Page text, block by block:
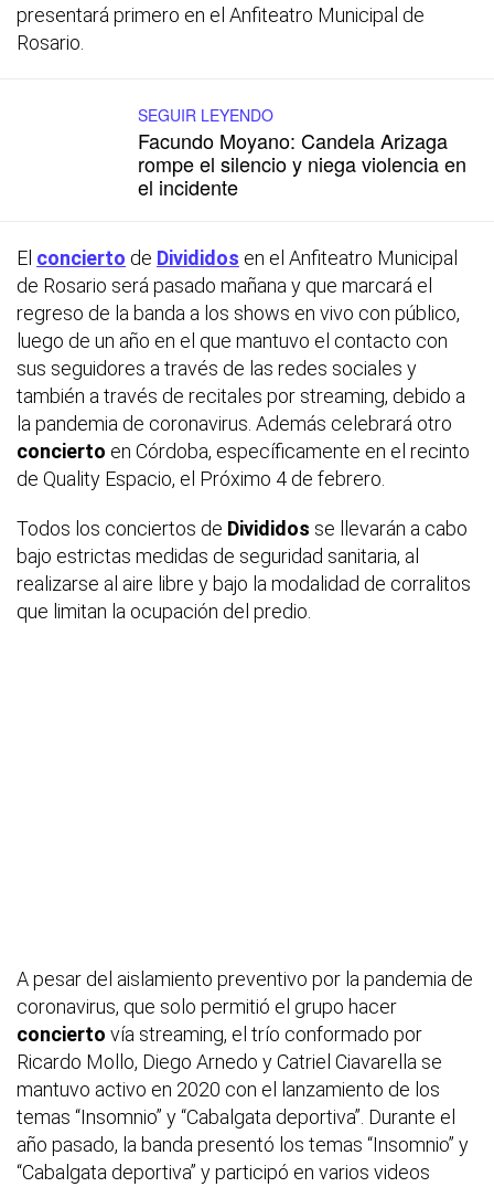
presentará primero en el Anfiteatro Municipal de
Rosario.
SEGUIR LEYENDO
Facundo Moyano: Candela Arizaga
rompe el silencio y niega violencia en
el incidente
El concierto de Divididos en el Anfiteatro Municipal
de Rosario será pasado mañana y que marcará el
regreso de la banda a los shows en vivo con público,
luego de un año en el que mantuvo el contacto con
sus seguidores a través de las redes sociales y
también a través de recitales por streaming, debido a
la pandemia de coronavirus. Además celebrará otro
concierto en Córdoba, específicamente en el recinto
de Quality Espacio, el Próximo 4 de febrero.
Todos los conciertos de Divididos se llevarán a cabo
bajo estrictas medidas de seguridad sanitaria, al
realizarse al aire libre y bajo la modalidad de corralitos
que limitan la ocupación del predio.
A pesar del aislamiento preventivo por la pandemia de
coronavirus, que solo permitió el grupo hacer
concierto vía streaming, el trío conformado por
Ricardo Mollo, Diego Arnedo y Catriel Ciavarella se
mantuvo activo en 2020 con el lanzamiento de los
temas “Insomnio” y “Cabalgata deportiva”. Durante el
año pasado, la banda presentó los temas “Insomnio” y
“Cabalgata deportiva” y participó en varios videos